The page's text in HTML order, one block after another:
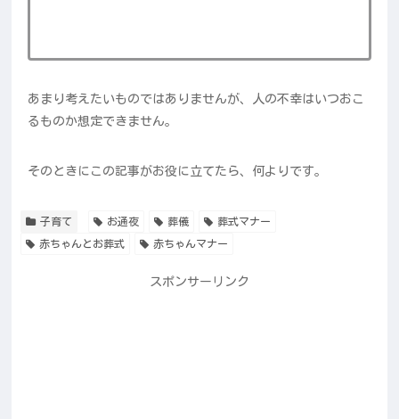
あまり考えたいものではありませんが、人の不幸はいつおこ
るものか想定できません。
そのときにこの記事がお役に立てたら、何よりです。
子育て お通夜 葬儀 葬式マナー
赤ちゃんとお葬式 赤ちゃんマナー
スポンサーリンク